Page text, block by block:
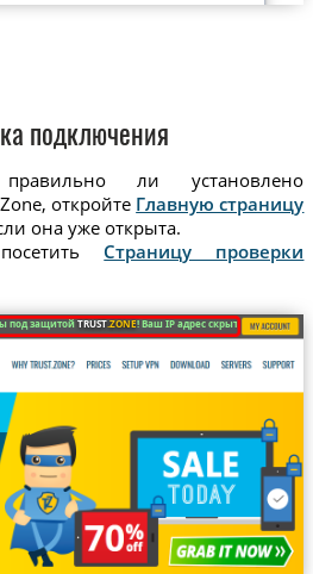
подключения
ли установлено
откройте Главную страницу
она уже открыта.
Страницу проверки
под защитойTRUST.ZONE! Ваш IP адрес скрыт!